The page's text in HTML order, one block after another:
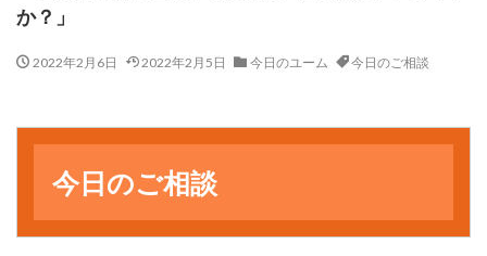
か？」
2022年2月6日 2022年2月5日 今日のユーム 今日のご相談
今日のご相談